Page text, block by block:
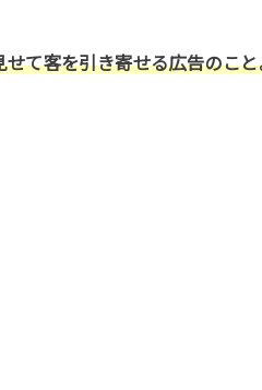
て客を引き寄せる広告のこと